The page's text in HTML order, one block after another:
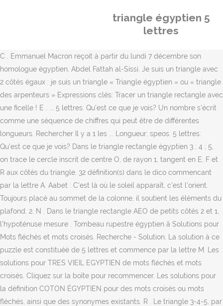
triangle égyptien 5
lettres
C . Emmanuel Macron reçoit à partir du lundi 7 décembre son
homologue égyptien, Abdel Fattah al-Sissi. Je suis un triangle avec
2 côtés égaux : je suis un triangle « Triangle égyptien » ou « triangle
des arpenteurs » Expressions clés: Tracer un triangle rectangle avec
une ficelle ! E . ... 5 lettres: Qu'est ce que je vois? Un nombre s'écrit
comme une séquence de chiffres qui peut être de différentes
longueurs. Rechercher Il y a 1 les ... Longueur; speos: 5 lettres:
Qu'est ce que je vois? Dans le triangle rectangle égyptien 3 ; 4 ; 5,
on trace le cercle inscrit de centre O, de rayon 1, tangent en E, F et
R aux côtés du triangle. 32 définition(s) dans le dico commencant
par la lettre A. Aabet : C'est là où le soleil apparaît, c'est l'orient.
Toujours placé au sommet de la colonne, il soutient les éléments du
plafond. 2. N . Dans le triangle rectangle AEO de petits côtés 2 et 1,
l'hypoténuse mesure . Tombeau rupestre égyptien â Solutions pour
Mots fléchés et mots croisés. Recherche - Solution. La solution à ce
puzzle est constituéè de 5 lettres et commence par la lettre M. Les
solutions pour TRES VIEIL EGYPTIEN de mots fléchés et mots
croisés. Cliquez sur la boîte pour recommencer. Les solutions pour
la définition COTON ÉGYPTIEN pour des mots croisés ou mots
fléchés, ainsi que des synonymes existants. R . Le triangle 3-4-5, par